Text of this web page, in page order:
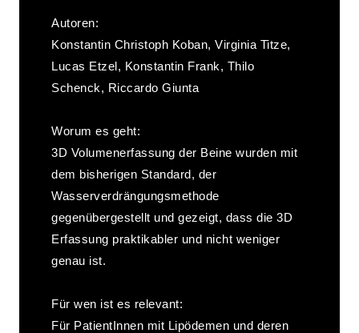
Autoren:
Konstantin Christoph Koban, Virginia Titze,
Lucas Etzel, Konstantin Frank, Thilo
Schenck, Riccardo Giunta
Worum es geht:
3D Volumenerfassung der Beine wurden mit
dem bisherigen Standard, der
Wasserverdrängungsmethode
gegenübergestellt und gezeigt, dass die 3D
Erfassung praktikabler und nicht weniger
genau ist.
Für wen ist es relevant:
Für PatientInnen mit Lipödemen und deren